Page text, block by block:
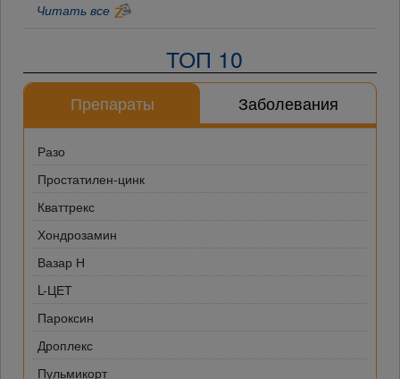
Читать все
ТОП 10
Препараты Заболевания
Разо
Простатилен-цинк
Кваттрекс
Хондрозамин
Вазар Н
L-ЦЕТ
Пароксин
Дроплекс
Пульмикорт